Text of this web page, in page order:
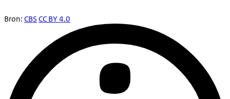
Bron: CBS CC BY 4.0